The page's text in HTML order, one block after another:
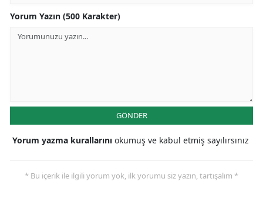
Yorum Yazın (500 Karakter)
GÖNDER
Yorum yazma kurallarını okumuş ve kabul etmiş sayılırsınız
* Bu içerik ile ilgili yorum yok, ilk yorumu siz yazın, tartışalım *